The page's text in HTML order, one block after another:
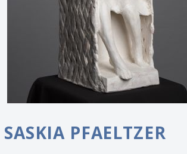
SASKIA PFAELTZER